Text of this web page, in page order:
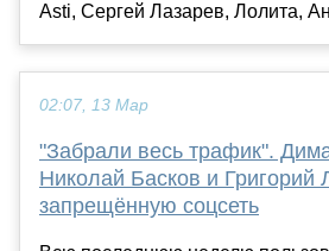
Asti, Сергей Лазарев, Лолита,
02:07, 13 Мар
"Забрали весь трафик".
Николай Басков и Григорий
запрещённую соцсеть